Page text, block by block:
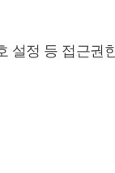
정 등 접근